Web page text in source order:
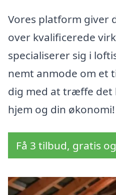
Vores platform giver
over kvalificerede
specialiserer sig i
nemt anmode om et
dig med at træffe det
hjem og din økonomi!
Få 3 tilbud, gratis